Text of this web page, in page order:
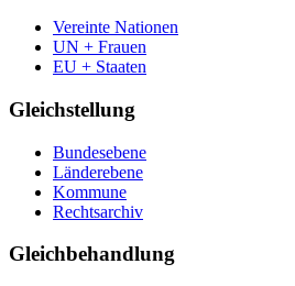
Vereinte Nationen
UN + Frauen
EU + Staaten
Gleichstellung
Bundesebene
Länderebene
Kommune
Rechtsarchiv
Gleichbehandlung